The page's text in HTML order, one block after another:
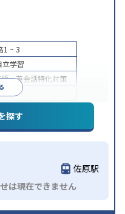
1 ~ 3
立学習
・英会話特化対策
探す
佐原駅
は現在できません